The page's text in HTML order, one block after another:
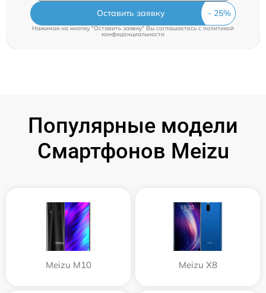
Оставить заявку
Нажимая на кнопку "Оставить заявку" Вы соглашаетесь cполитикой
конфиденциальности
Популярные модели
Смартфонов Meizu
Meizu M10 Meizu X8